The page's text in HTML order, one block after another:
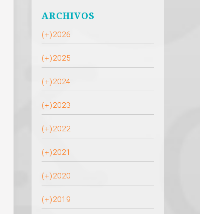
ARCHIVOS
(+)2026
(+)2025
(+)2024
(+)2023
(+)2022
(+)2021
(+)2020
(+)2019